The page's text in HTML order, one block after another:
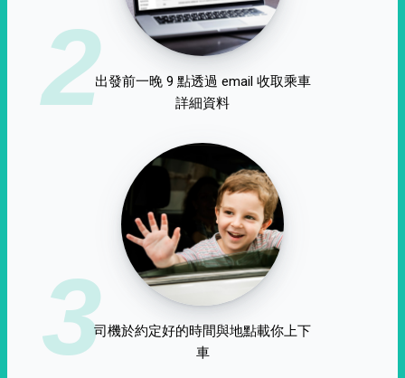
2出發前一晚 9 點透過 email 收取乘車
詳細資料
3司機於約定好的時間與地點載你上下
車